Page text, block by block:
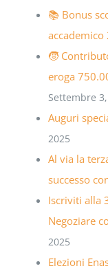
📚 Bonus
🧒
eroga
Settembre
Auguri
2025
Al via la
successo
Iscriviti alla
Negoziare
2025
Elezioni